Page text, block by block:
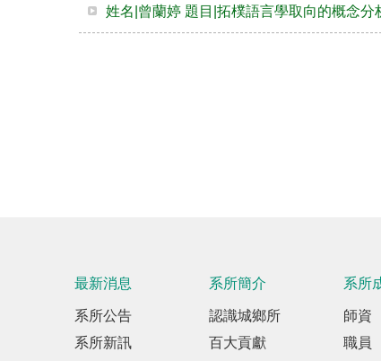
姓名|曾蘭婷 題目|拓樸語言學取向的概念
最新消息
系所公告
系所新訊
系所簡介
認識城鄉所
百大貢獻
系所
師資
職員